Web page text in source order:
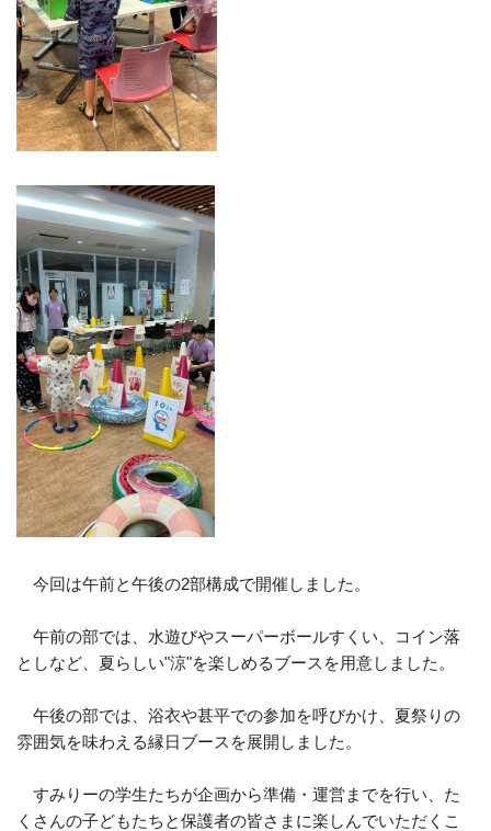
今回は午前と午後の2部構成で開催しました。
午前の部では、水遊びやスーパーボールすくい、コイン落
としなど、夏らしい"涼"を楽しめるブースを用意しました。
午後の部では、浴衣や甚平での参加を呼びかけ、夏祭りの
雰囲気を味わえる縁日ブースを展開しました。
すみりーの学生たちが企画から準備・運営までを行い、た
くさんの子どもたちと保護者の皆さまに楽しんでいただくこ